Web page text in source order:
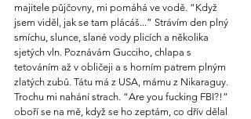
majitele půjčovny, mi pomáhá ve vodě. “Když
jsem viděl, jak se tam plácáš...” Strávím den plný
smíchu, slunce, slané vody plicích a několika
sjetých vln. Poznávám Gucciho, chlapa s
tetováním až v obličeji a s horním patrem plným
zlatých zubů. Tátu má z USA, mámu z Nikaraguy.
Trochu mi nahání strach. “Are you fucking FBI?!”
oboří se na mě, když se ho zeptám, co dřív dělal